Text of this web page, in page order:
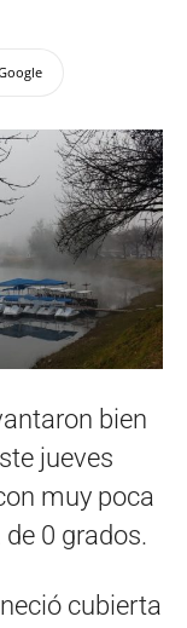
bien
jueves
muy poca
0 grados.
cubierta